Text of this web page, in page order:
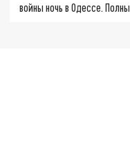
войны ночь в Одессе.